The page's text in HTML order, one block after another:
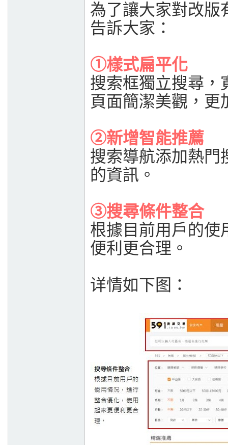
為了讓大家對改版
告訴大家：
①樣式扁平化
搜索框獨立搜尋，
頁面簡潔美觀，
②新增智能推薦
搜索導航添加熱門
的資訊。
③搜尋條件整合
根據目前用戶的使
便利更合理。
详情如下图：